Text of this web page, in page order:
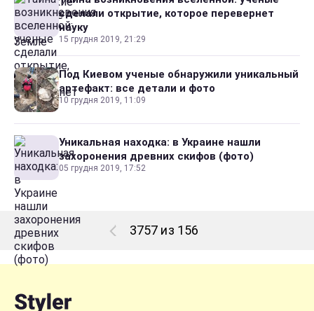
сделали открытие, которое перевернет
науку
15 грудня 2019, 21:29
Под Киевом ученые обнаружили уникальный
артефакт: все детали и фото
10 грудня 2019, 11:09
Уникальная находка: в Украине нашли
захоронения древних скифов (фото)
05 грудня 2019, 17:52
3757 из 156